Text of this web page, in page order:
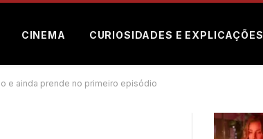
CINEMA CURIOSIDADES E EXPLICAÇÕES
e ainda prende no primeiro episódio